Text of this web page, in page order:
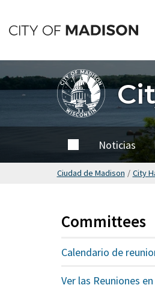
hasta
contenido
principal
City of
MadisonNoticias
Ciudad de Madison / City
Committees
Calendario de
Ver las Reuniones